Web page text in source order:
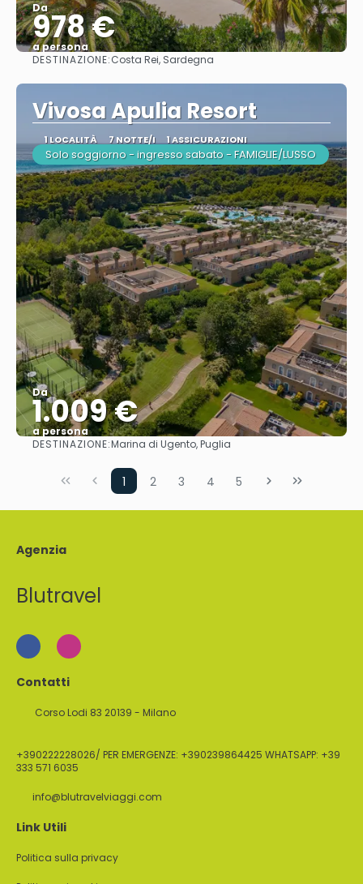
Da
978 €
a persona
Vedere
DESTINAZIONE:Costa Rei, Sardegna
Vivosa Apulia Resort
1 LOCALITÀ 7 NOTTE/I 1 ASSICURAZIONI
Solo soggiorno - ingresso sabato - FAMIGLIE/LUSSO
Da
1.009 €
a persona
Vedere
DESTINAZIONE:Marina di Ugento, Puglia
1 2 3 4 5
Agenzia
Blutravel
Contatti
Corso Lodi 83 20139 - Milano
+390222228026/ PER EMERGENZE: +390239864425 WHATSAPP: +39
333 571 6035
info@blutravelviaggi.com
Link Utili
Politica sulla privacy